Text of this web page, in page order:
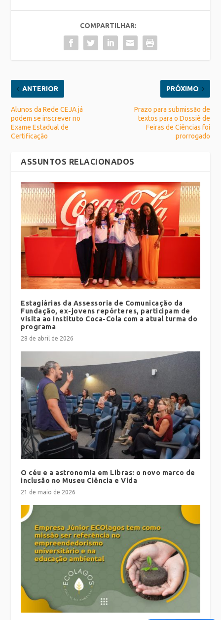
COMPARTILHAR:
ANTERIOR
Alunos da Rede CEJA já
podem se inscrever no
Exame Estadual de
Certificação
PRÓXIMO
Prazo para submissão de
textos para o Dossiê de
Feiras de Ciências foi
prorrogado
ASSUNTOS RELACIONADOS
Estagiárias da Assessoria de Comunicação da
Fundação, ex-jovens repórteres, participam de
visita ao Instituto Coca-Cola com a atual turma do
programa
28 de abril de 2026
O céu e a astronomia em Libras: o novo marco de
inclusão no Museu Ciência e Vida
21 de maio de 2026